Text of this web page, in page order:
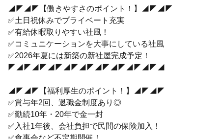
◢◤◢◤【働きやすさのポイント！】◢◤◢◤
✅土日祝休みでプライベート充実
✅有給休暇取りやすい社風！
✅コミュニケーションを大事にしている社風
✅2026年夏には新築の新社屋完成予定！
◤◢◤◢◤◢◤◢◤◢◤◢◤◢◤◢◤◢◤◢
◢◤◢◤【福利厚生のポイント！】◢◤◢◤
✅賞与年2回、退職金制度あり◎
✅勤続10年・20年で金一封
✅入社1年後、会社負担で民間の保険加入！